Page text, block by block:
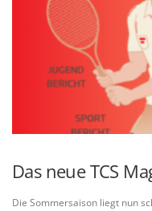
Das neue TCS
Die Sommersaison liegt nun